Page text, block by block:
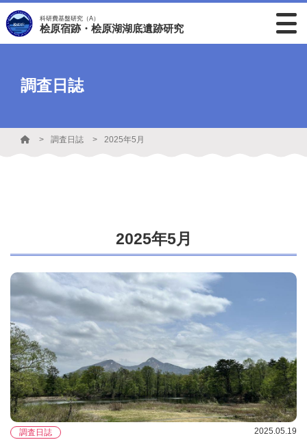
科研費基盤研究（A）
桧原宿跡・桧原湖湖底遺跡研究
調査日誌
調査日誌 2025年5月
2025年5月
調査日誌 2025.05.19